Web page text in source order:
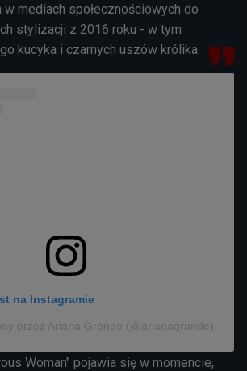
w mediach społecznościowych do
stylizacji z 2016 roku - w tym
kucyka i czarnych uszów królika.
na Instagramie
przez Ariana Grande (@arianagrande)
Woman" pojawia się w momencie,